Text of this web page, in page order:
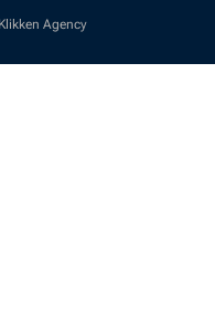
Agency